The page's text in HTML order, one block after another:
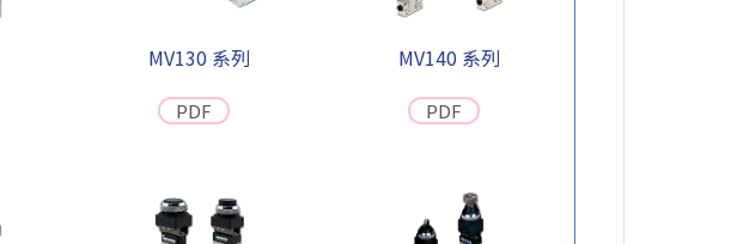
MV130 系列
PDF
MV140 系列
PDF